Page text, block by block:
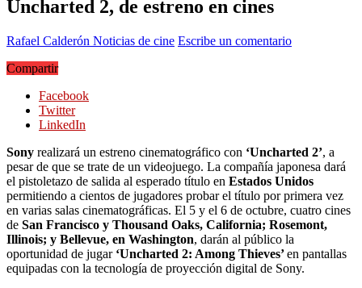
Uncharted 2, de estreno en cines
Rafael Calderón Noticias de cine Escribe un comentario
Compartir
Facebook
Twitter
LinkedIn
Sony realizará un estreno cinematográfico con ‘Uncharted 2’, a
pesar de que se trate de un videojuego. La compañía japonesa dará
el pistoletazo de salida al esperado título en Estados Unidos
permitiendo a cientos de jugadores probar el título por primera vez
en varias salas cinematográficas. El 5 y el 6 de octubre, cuatro cines
de San Francisco y Thousand Oaks, California; Rosemont,
Illinois; y Bellevue, en Washington, darán al público la
oportunidad de jugar ‘Uncharted 2: Among Thieves’en pantallas
equipadas con la tecnología de proyección digital de Sony.